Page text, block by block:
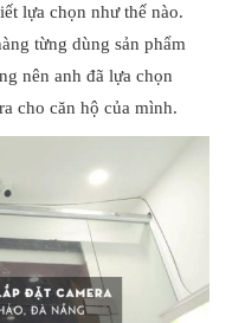
lựa chọn như thế nào.
từng dùng sản phẩm
nên anh đã lựa chọn
cho căn hộ của mình.